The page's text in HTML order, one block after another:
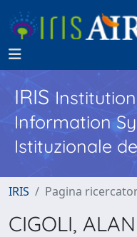
IRIS
Information
Istituzionale
IRIS Pagina
CIGOLI,